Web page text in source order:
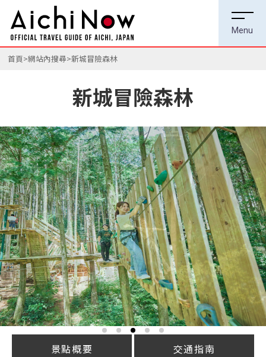
首頁 網站內搜尋 新城冒險森林
新城冒險森林
景點概要 交通指南